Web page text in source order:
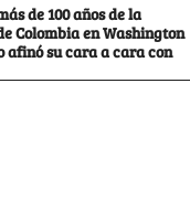
de 100 años de la
Colombia en Washington
afinó su cara a cara con